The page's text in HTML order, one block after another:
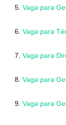
5. Vaga para
6. Vaga para
7. Vaga para
8. Vaga para
9. Vaga para